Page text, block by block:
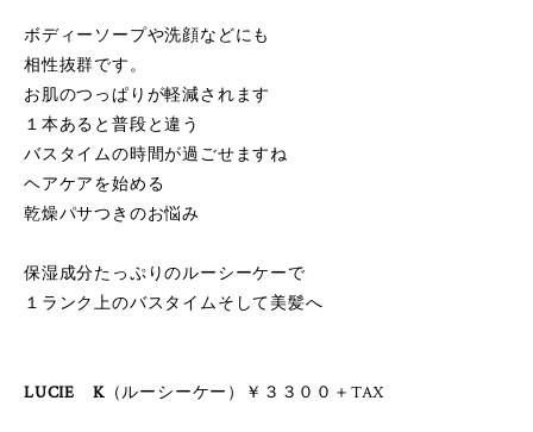
ボディーソープや洗顔などにも
相性抜群です。
お肌のつっぱりが軽減されます
１本あると普段と違う
バスタイムの時間が過ごせますね
ヘアケアを始める
乾燥パサつきのお悩み
保湿成分たっぷりのルーシーケーで
１ランク上のバスタイムそして美髪へ
LUCIE K（ルーシーケー）￥３３００＋TAX